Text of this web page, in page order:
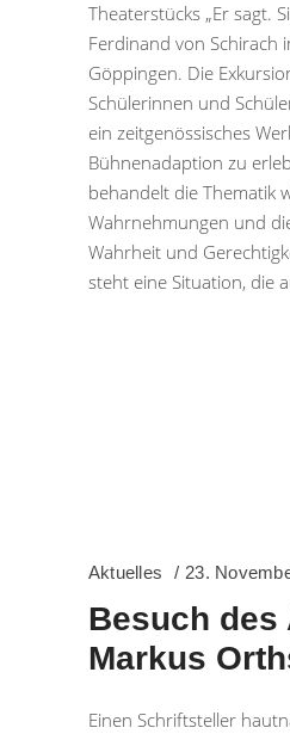
Theaterstücks „Er sagt.
Ferdinand von Schirach
Göppingen. Die
Schülerinnen und
ein zeitgenössisches
Bühnenadaption zu
behandelt die Thematik
Wahrnehmungen und
Wahrheit und
steht eine Situation, die
Aktuelles 23.
Besuch des
Markus
Einen Schriftsteller